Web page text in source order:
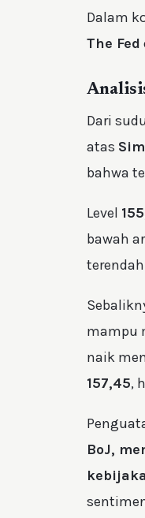
Dalam
The Fed
Dari
atas
bahwa
Level
bawah
mampu
naik
157,45,
BoJ,